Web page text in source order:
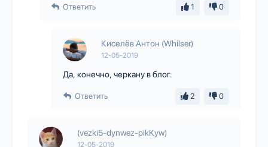
Ответить 1 0
Киселёв Антон (Whilser)
12-05-2019
Да, конечно, черкану в блог.
Ответить 2 0
(vezki5-dynwez-pikKyw)
12-05-2019